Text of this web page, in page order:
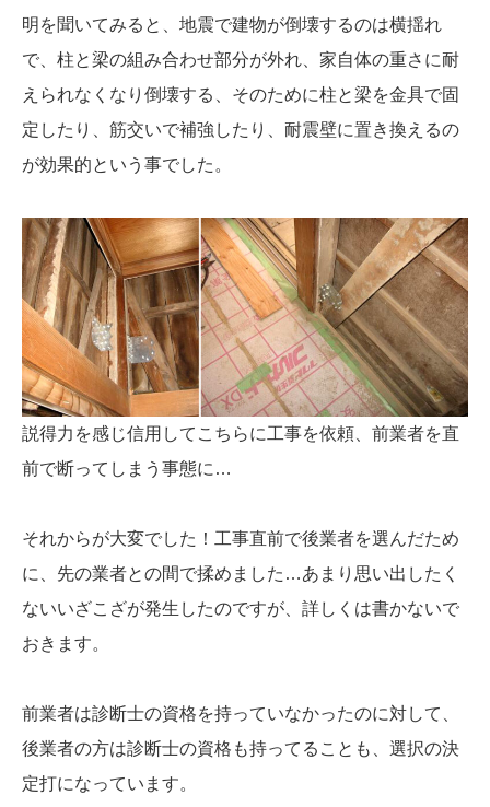
明を聞いてみると、地震で建物が倒壊するのは横揺れ
で、柱と梁の組み合わせ部分が外れ、家自体の重さに耐
えられなくなり倒壊する、そのために柱と梁を金具で固
定したり、筋交いで補強したり、耐震壁に置き換えるの
が効果的という事でした。
説得力を感じ信用してこちらに工事を依頼、前業者を直
前で断ってしまう事態に…
それからが大変でした！工事直前で後業者を選んだため
に、先の業者との間で揉めました…あまり思い出したく
ないいざこざが発生したのですが、詳しくは書かないで
おきます。
前業者は診断士の資格を持っていなかったのに対して、
後業者の方は診断士の資格も持ってることも、選択の決
定打になっています。